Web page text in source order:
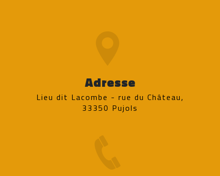
Adresse
Lieu dit Lacombe - rue du Château,
33350 Pujols